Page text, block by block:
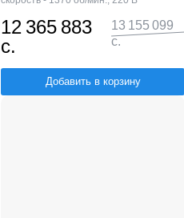
12 365 883
с.
13 155 099
с.
Добавить в корзину